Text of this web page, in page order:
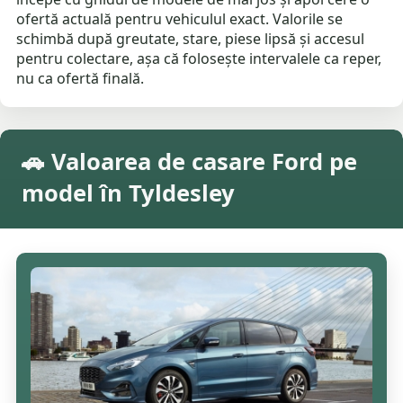
ofertă actuală pentru vehiculul exact. Valorile se
schimbă după greutate, stare, piese lipsă și accesul
pentru colectare, așa că folosește intervalele ca reper,
nu ca ofertă finală.
🚗 Valoarea de casare Ford pe
model în Tyldesley